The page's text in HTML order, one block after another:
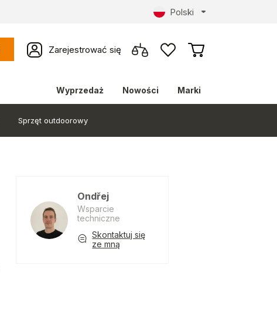
Polski
Zarejestrować się
Wyprzedaż Nowości Marki
Sprzęt outdoorowy
Ondřej
Wsparcie
techniczne
Skontaktuj się
ze mną